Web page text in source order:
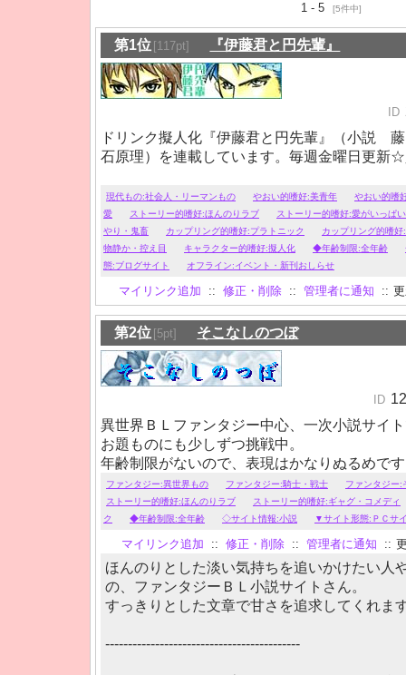
1 - 5 [5件中]
第1位 [117pt] 『伊藤君と円先輩』
ID
ドリンク擬人化『伊藤君と円先輩』（小
石原理）を連載しています。毎週金曜日更
現代もの:社会人・リーマンもの やおい的嗜好:美青年
やおい的嗜
愛
ストーリー的嗜好:ほんのりラブ
ストーリー的嗜好:愛がいっぱい
やり・鬼畜
カップリング的嗜好:プラトニック
カップリング的嗜好
物静か・控え目
キャラクター的嗜好:擬人化 ◆年齢制限:全年齢
態:ブログサイト
オフライン:イベント・新刊おしらせ
マイリンク追加 :: 修正・削除 :: 管理者に通知 ::
第2位 [5pt] そこなしのつぼ
ID
異世界ＢＬファンタジー中心、一次小説サイ
お題ものにも少しずつ挑戦中。
年齢制限がないので、表現はかなりぬるめで
ファンタジー:異世界もの ファンタジー:騎士・戦士
ファンタジー:
ストーリー的嗜好:ほんのりラブ
ストーリー的嗜好:ギャグ・コメディ
ク
◆年齢制限:全年齢 ◇サイト情報:小説 ▼サイト形態:ＰＣサ
マイリンク追加 :: 修正・削除 :: 管理者に通知 ::
ほんのりとした淡い気持ちを追いかけたい人
の、ファンタジーＢＬ小説サイトさん。
すっきりとした文章で甘さを追求してくれま
-------------------------------------------